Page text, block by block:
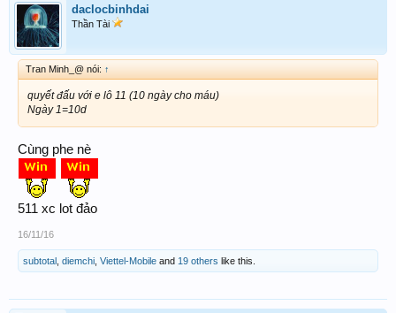
daclocbinhdai
Thần Tài
Tran Minh_@ nói: ↑
quyết đấu với e lô 11 (10 ngày cho máu)
Ngày 1=10d
Cùng phe nè
511 xc lot đảo
16/11/16
subtotal diemchi Viettel-Mobile and 19 others like this.